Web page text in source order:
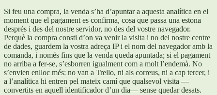
Si feu una compra, la venda s’ha d’apuntar a aquesta analítica en el
moment que el pagament es confirma, cosa que passa una estona
després i des del nostre servidor, no des del vostre navegador.
Perquè la compra consti d’on va venir la visita i no del nostre centre
de dades, guardem la vostra adreça IP i el nom del navegador amb la
comanda, i només fins que la venda queda apuntada; si el pagament
no arriba a fer-se, s’esborren igualment com a molt l’endemà. No
s’envien enlloc més: no van a Trello, ni als correus, ni a cap tercer, i
a l’analítica hi entren pel mateix camí que qualsevol visita —
convertits en aquell identificador d’un dia— sense quedar desats.